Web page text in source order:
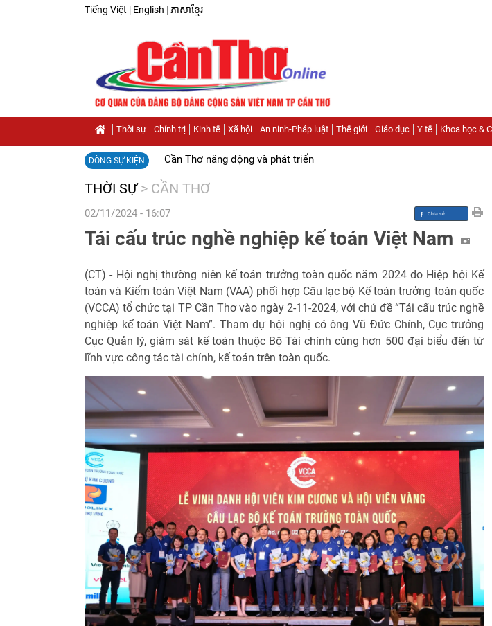
Tiếng Việt | English | ភាសាខ្មែរ
Thời sự Chính trị Kinh tế Xã hội An ninh-Pháp luật Thế giới Giáo dục Y tế Khoa học &
DÒNG SỰ KIỆN Cần Thơ năng động và phát triển
THỜI SỰ > CẦN THƠ
02/11/2024 - 16:07
Tái cấu trúc nghề nghiệp kế toán Việt Nam
(CT) - Hội nghị thường niên kế toán trưởng toàn quốc năm 2024 do Hiệp hội Kế
toán và Kiểm toán Việt Nam (VAA) phối hợp Câu lạc bộ Kế toán trưởng toàn quốc
(VCCA) tổ chức tại TP Cần Thơ vào ngày 2-11-2024, với chủ đề “Tái cấu trúc nghề
nghiệp kế toán Việt Nam”. Tham dự hội nghị có ông Vũ Ðức Chính, Cục trưởng
Cục Quản lý, giám sát kế toán thuộc Bộ Tài chính cùng hơn 500 đại biểu đến từ
lĩnh vực công tác tài chính, kế toán trên toàn quốc.